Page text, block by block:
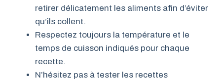
retirer délicatement les aliments afin d’éviter
qu’ils collent.
Respectez toujours la température et le
temps de cuisson indiqués pour chaque
recette.
N’hésitez pas à tester les recettes